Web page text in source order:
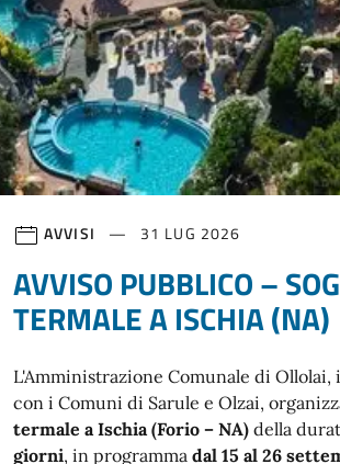
AVVISI 31 LUG 2026
AVVISO PUBBLICO –
TERMALE A ISCHIA (NA)
L'Amministrazione Comunale di Ollolai,
con i Comuni di Sarule e Olzai,
termale a Ischia (Forio – NA) della
giorni, in programma dal 15 al 26